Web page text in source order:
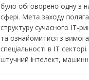
було обговорено одну з
сфері. Мета заходу
структуру сучасного ІТ-
та ознайомитися з
спеціальності в ІТ
штучний інтелект,